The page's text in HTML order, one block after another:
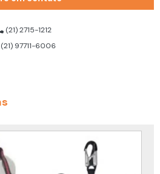
duplo
para eletricista
(21) 2715-1212
97711-6006